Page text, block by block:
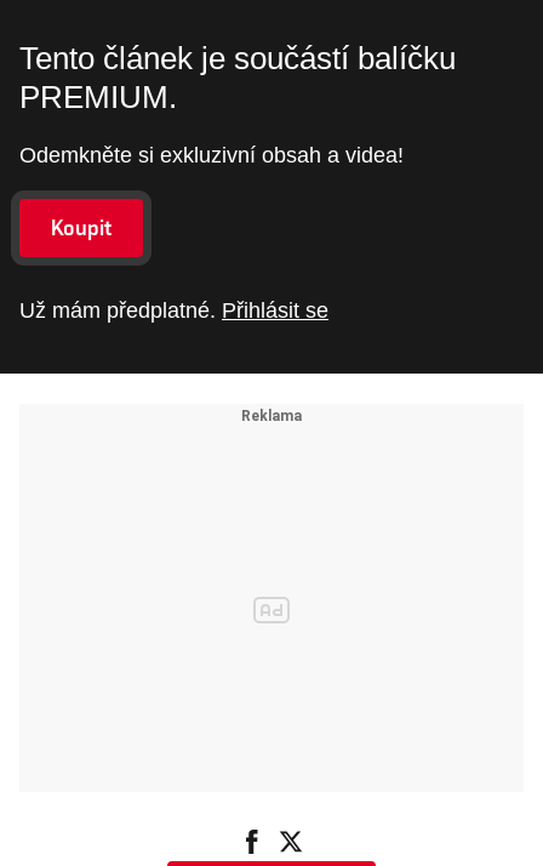
Tento článek je součástí balíčku
PREMIUM.
Odemkněte si exkluzivní obsah a videa!
Koupit
Už mám předplatné. Přihlásit se